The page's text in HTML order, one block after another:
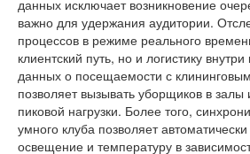
данных исключает возникновение
важно для удержания аудитории.
процессов в режиме реального
клиентский путь, но и логистику
данных о посещаемости с
позволяет вызывать уборщиков в
пиковой нагрузки. Более того,
умного клуба позволяет
освещение и температуру в